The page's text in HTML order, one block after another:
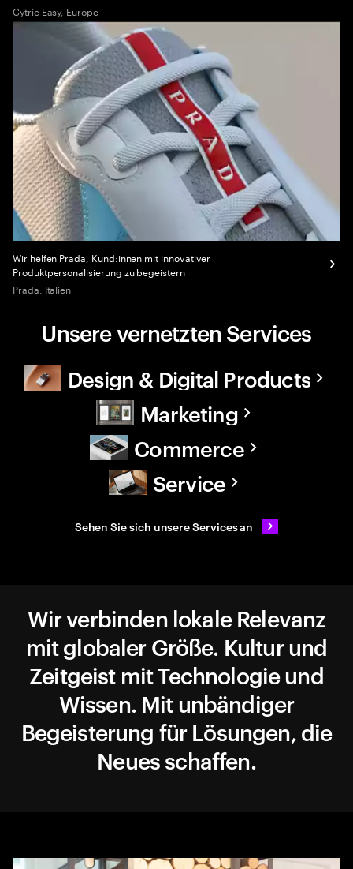
Cytric Easy, Europe
Wir helfen Prada, Kund:innen mit innovativer
Produktpersonalisierung zu begeistern
Prada, Italien
Unsere vernetzten Services
Design & Digital Products
Marketing
Commerce
Service
Sehen Sie sich unsere Services an
Wir verbinden lokale Relevanz
mit globaler Größe. Kultur und
Zeitgeist mit Technologie und
Wissen. Mit unbändiger
Begeisterung für Lösungen, die
Neues schaffen.